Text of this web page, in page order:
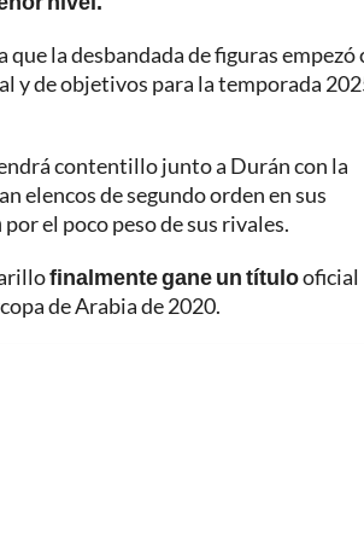
la desbandada de figuras empezó
y de objetivos para la temporada
contentillo junto a Durán con la
elencos de segundo orden en sus
por el poco peso de sus rivales.
finalmente gane un títulooficial
de Arabia de 2020.